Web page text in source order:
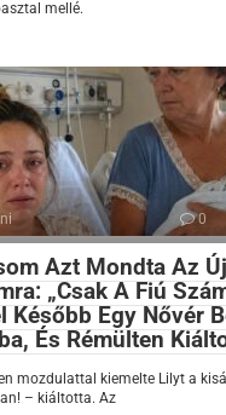
mellé.
0
Azt Mondta Az
„Csak A Fiú
Később Egy Nővér
És Rémülten
mozdulattal kiemelte Lilyt a
– kiáltotta. Az